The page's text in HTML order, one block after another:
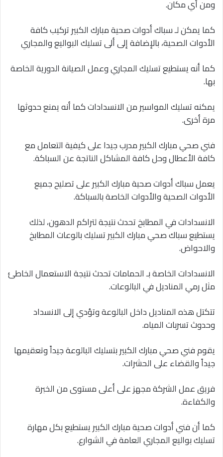
ومن أي مكان.
كما يمكن لـ سباك أدوات صحية مبارك الكبير تركيب كافة
الأدوات الصحية، بالإضافة إلى ألى تسليك البواليع والمجاري
كما أنه يستطيع تسليك المجاري وعمل الصيانة الدورية الخاصة
بها.
يمكنه تسليك المواسير من الانسدادات كما أنه يمنع حدوثها
مرة أخرى.
فني صحي مبارك الكبير مدرب جيدا على كيفية التعامل مع
كافة الأعطال وحل كافة المشاكل الناتجة عن السباكة.
يعمل سباك أدوات صحية مبارك الكبير على تصليح جميع
الأدوات الصحية والأدوات الخاصة بالسباكة.
الانسدادات في المطابخ تحدث نتيجة لتراكم الدهون، لذلك
يستطيع سباك صحي مبارك الكبير تسليك بالوعات المطابخ
والاحواض.
الانسدادات الخاصة بـ الحمامات تحدث نتيجة الاستعمال الخاطئ
مثل رمي المناديل في البالوعات.
تتكتل هذه المناديل داخل البالوعة وتؤدي إلى الانسداد
وحدوث تسربات المياه.
يقوم فني صحي مبارك الكبير بتسليك البالوعة جيداً وتعقيمها
جيداً والقضاء على الحشرات.
فريق عمل الشركة مجهز على أعلى مستوى من الخبرة
والكفاءة.
كما أن فني أدوات صحية مبارك الكبير يستطيع بكل مهارة
تسليك بواليع المجاري العامة في الشوارع.